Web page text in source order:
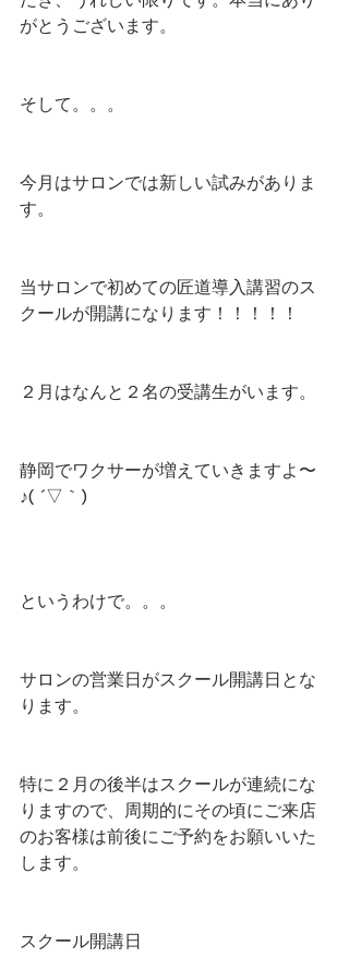
がとうございます。
そして。。。
今月はサロンでは新しい試みがありま
す。
当サロンで初めての匠道導入講習のス
クールが開講になります！！！！！
２月はなんと２名の受講生がいます。
静岡でワクサーが増えていきますよ〜
♪( ´▽｀)
というわけで。。。
サロンの営業日がスクール開講日とな
ります。
特に２月の後半はスクールが連続にな
りますので、周期的にその頃にご来店
のお客様は前後にご予約をお願いいた
します。
スクール開講日